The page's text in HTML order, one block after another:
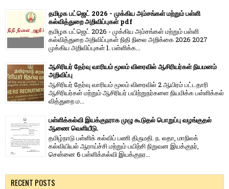
தமிழக பட்ஜெட் 2026 - முக்கிய அம்சங்கள் மற்றும் பள்ளி
கல்வித்துறை அறிவிப்புகள் pdf
தமிழக பட்ஜெட் 2026 - முக்கிய அம்சங்கள் மற்றும் பள்ளி
கல்வித்துறை அறிவிப்புகள் நிதி நிலை அறிக்கை 2026 2027
முக்கிய அறிவிப்புகள் 1. பள்ளிக்க...
ஆசிரியர் தேர்வு வாரியம் மூலம் விரைவில் ஆசிரியர்கள் நியமனம்
அறிவிப்பு
ஆசிரியர் தேர்வு வாரி​யம் மூலம் விரை​வில் 2 ஆயிரம் பட்​ட​தாரி
ஆசிரியர்​கள் மற்​றும் ஆசிரியர் பயிற்றுநர்​களை நியமிக்க பள்​ளிக்​கல்​
வித்​துறை ம...
பள்ளிக்கல்வி இயக்குநராக முழு கூடுதல் பொறுப்பு வழங்குதல்
ஆணை வெளியீடு.
தமிழ்நாடு பள்ளிக் கல்விப் பணி திருமதி. ந. லதா, மாநிலக்
கல்வியியல் ஆராய்ச்சி மற்றும் பயிற்சி நிறுவன இயக்குநர்,
சென்னை 6 பள்ளிக்கல்வி இயக்குநர...
RECENT POSTS